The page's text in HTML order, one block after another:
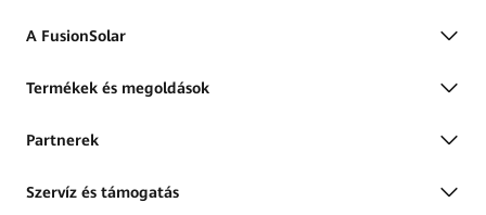
A FusionSolar
Termékek és megoldások
Partnerek
Szervíz és támogatás